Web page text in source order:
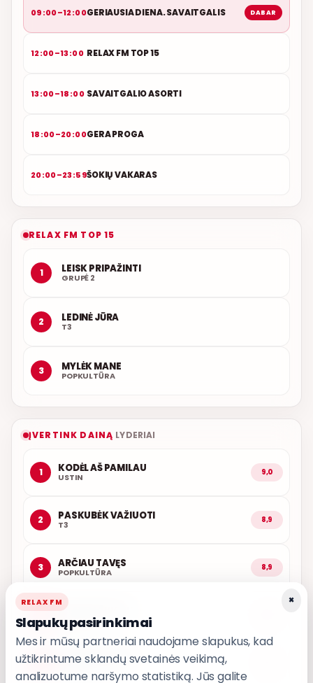
09:00–12:00GERIAUSIA DIENA. SAVAITGALIS DABAR
12:00–13:00 RELAX FM TOP 15
13:00–18:00 SAVAITGALIO ASORTI
18:00–20:00GERA PROGA
20:00–23:59ŠOKIŲ VAKARAS
RELAX FM TOP 15
1 LEISK PRIPAŽINTI
GRUPĖ 2
2 LEDINĖ JŪRA
T3
3 MYLĖK MANE
POPKULTŪRA
ĮVERTINK DAINĄ LYDERIAI
1 KODĖL AŠ PAMILAU
USTIN 9,0
2 PASKUBĖK VAŽIUOTI
T3 8,9
3 ARČIAU TAVĘS
POPKULTŪRA 8,9
KARALIAI
5 IŠ MANO ŠIRDIES
×
RELAX FM
Slapukų pasirinkimai
Mes ir mūsų partneriai naudojame slapukus, kad
užtikrintume sklandų svetainės veikimą,
analizuotume naršymo statistiką. Jūs galite